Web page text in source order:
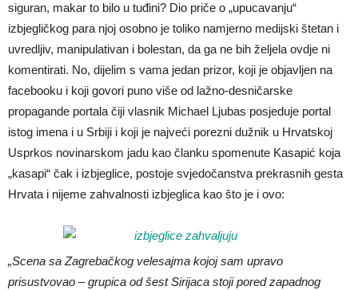
siguran, makar to bilo u tuđini? Dio priče o „upucavanju“
izbjegličkog para njoj osobno je toliko namjerno medijski štetan i
uvredljiv, manipulativan i bolestan, da ga ne bih željela ovdje ni
komentirati. No, dijelim s vama jedan prizor, koji je objavljen na
facebooku i koji govori puno više od lažno-desničarske
propagande portala čiji vlasnik Michael Ljubas posjeduje portal
istog imena i u Srbiji i koji je najveći porezni dužnik u Hrvatskoj
Usprkos novinarskom jadu kao članku spomenute Kasapić koja
„kasapi“ čak i izbjeglice, postoje svjedočanstva prekrasnih gesta
Hrvata i nijeme zahvalnosti izbjeglica kao što je i ovo:
„Scena sa Zagrebačkog velesajma kojoj sam upravo
prisustvovao – grupica od šest Sirijaca stoji pored zapadnog